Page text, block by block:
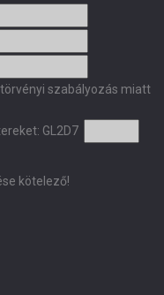
szabályozás miatt
GL2D7
kötelező!